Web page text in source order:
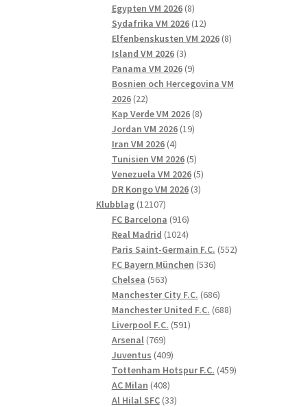
produkter
Egypten VM 2026 88
produkter
Sydafrika VM 2026 1212
produkter
Elfenbenskusten VM 2026 88
Island VM 2026 33
produkter
Panama VM 2026 99
produkter
Bosnien och Hercegovina VM
2026 2222
produkter
Kap Verde VM 2026 88
Jordan VM 2026 1919
Iran VM 2026 44
produkter
Tunisien VM 2026 55
produkter
Venezuela VM 2026 55
produkter
DR Kongo VM 2026 33
Klubblag 1210712107
produkter
FC Barcelona 916916
produkter
Real Madrid 10241024
produkter
Paris Saint-Germain F.C. 552552
FC Bayern München 536536
Chelsea 563563
produkter
Manchester City F.C. 686686
produkter
Manchester United F.C. 688688
Liverpool F.C. 591591
Arsenal 769769
produkter
Juventus 409409
produkter
Tottenham Hotspur F.C. 459459
AC Milan 408408
produkter
Al Hilal SFC 3333